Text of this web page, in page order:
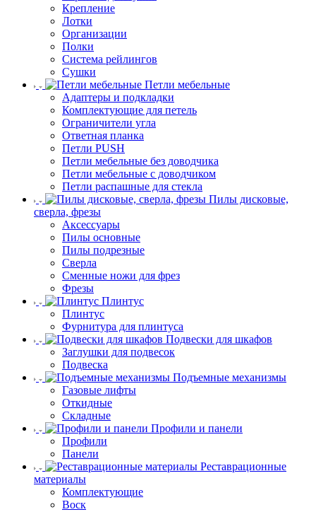
Крепление
Лотки
Организации
Полки
Система рейлингов
Сушки
Петли мебельные
Адаптеры и подкладки
Комплектующие для петель
Ограничители угла
Ответная планка
Петли PUSH
Петли мебельные без доводчика
Петли мебельные с доводчиком
Петли распашные для стекла
Пилы дисковые,
сверла, фрезы
Аксессуары
Пилы основные
Пилы подрезные
Сверла
Сменные ножи для фрез
Фрезы
Плинтус
Плинтус
Фурнитура для плинтуса
Подвески для шкафов
Заглушки для подвесок
Подвеска
Подъемные механизмы
Газовые лифты
Откидные
Складные
Профили и панели
Профили
Панели
Реставрационные
материалы
Комплектующие
Воск